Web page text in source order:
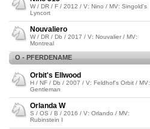
W / DR / F / 2012 / V: Nino / MV: Singold's
Lyncort
Nouvaliero
W / DR / Db / 2017 / V: Nouvalier / MV:
Montreal
O - PFERDENAME
Orbit's Ellwood
H / NF / Db / 2007 / V: Feldhof's Orbit / MV:
Gentleman
Orlanda W
S / OS / B / 2016 / V: Orlando / MV:
Rubinstein I